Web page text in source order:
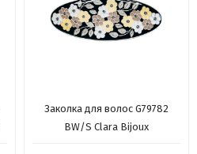
Заколка для волос G79782
BW/S Clara Bijoux